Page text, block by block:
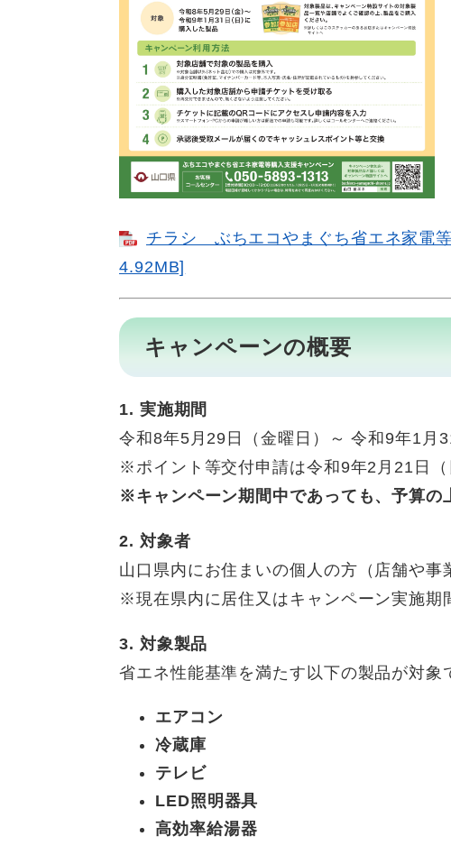
チラシ ぶちエコやまぐち省エネ家電
4.92MB]
キャンペーンの概要
1. 実施期間
令和8年5月29日（金曜日）～ 令和9年1月
※ポイント等交付申請は令和9年2月21日
※キャンペーン期間中であっても、予算の
2. 対象者
山口県内にお住まいの個人の方（店舗や事
​※現在県内に居住又はキャンペーン実施期
3. 対象製品
省エネ性能基準を満たす以下の製品が対象
エアコン
冷蔵庫
テレビ
LED照明器具
高効率給湯器